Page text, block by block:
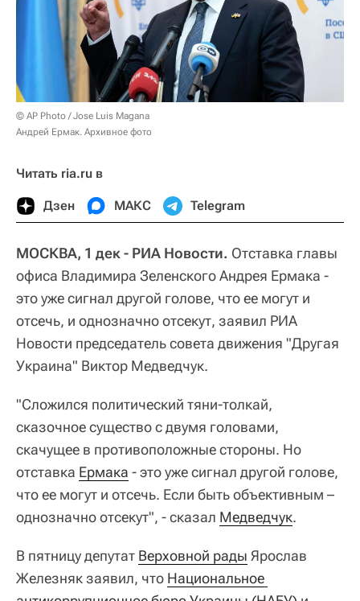
© AP Photo / Jose Luis Magana
Андрей Ермак. Архивное фото
Читать ria.ru в
Дзен МАКС Telegram
МОСКВА, 1 дек - РИА Новости. Отставка главы
офиса Владимира Зеленского Андрея Ермака -
это уже сигнал другой голове, что ее могут и
отсечь, и однозначно отсекут, заявил РИА
Новости председатель совета движения "Другая
Украина" Виктор Медведчук.
"Сложился политический тяни-толкай,
сказочное существо с двумя головами,
скачущее в противоположные стороны. Но
отставка Ермака - это уже сигнал другой голове,
что ее могут и отсечь. Если быть объективным –
однозначно отсекут", - сказал Медведчук.
В пятницу депутат Верховной рады Ярослав
Железняк заявил, что Национальное